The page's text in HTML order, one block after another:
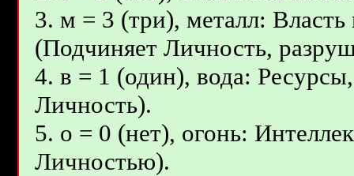
3. м = 3 (три), металл:
(Подчиняет Личность,
4. в = 1 (один), вода:
Личность).
5. о = 0 (нет), огонь:
Личностью).